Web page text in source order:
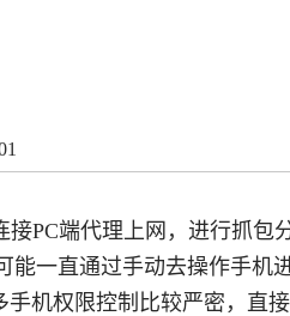
PC端代理上网，进行抓包
一直通过手动去操作手机
机权限控制比较严密，直